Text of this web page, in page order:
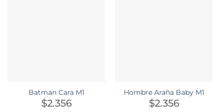
Batman Cara M1
$2.356
Hombre Araña Baby M1
$2.356